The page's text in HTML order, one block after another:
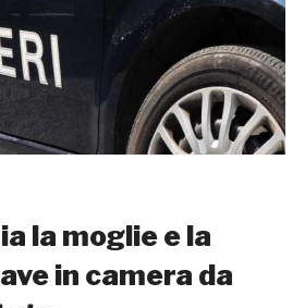
la moglie e la
in camera da